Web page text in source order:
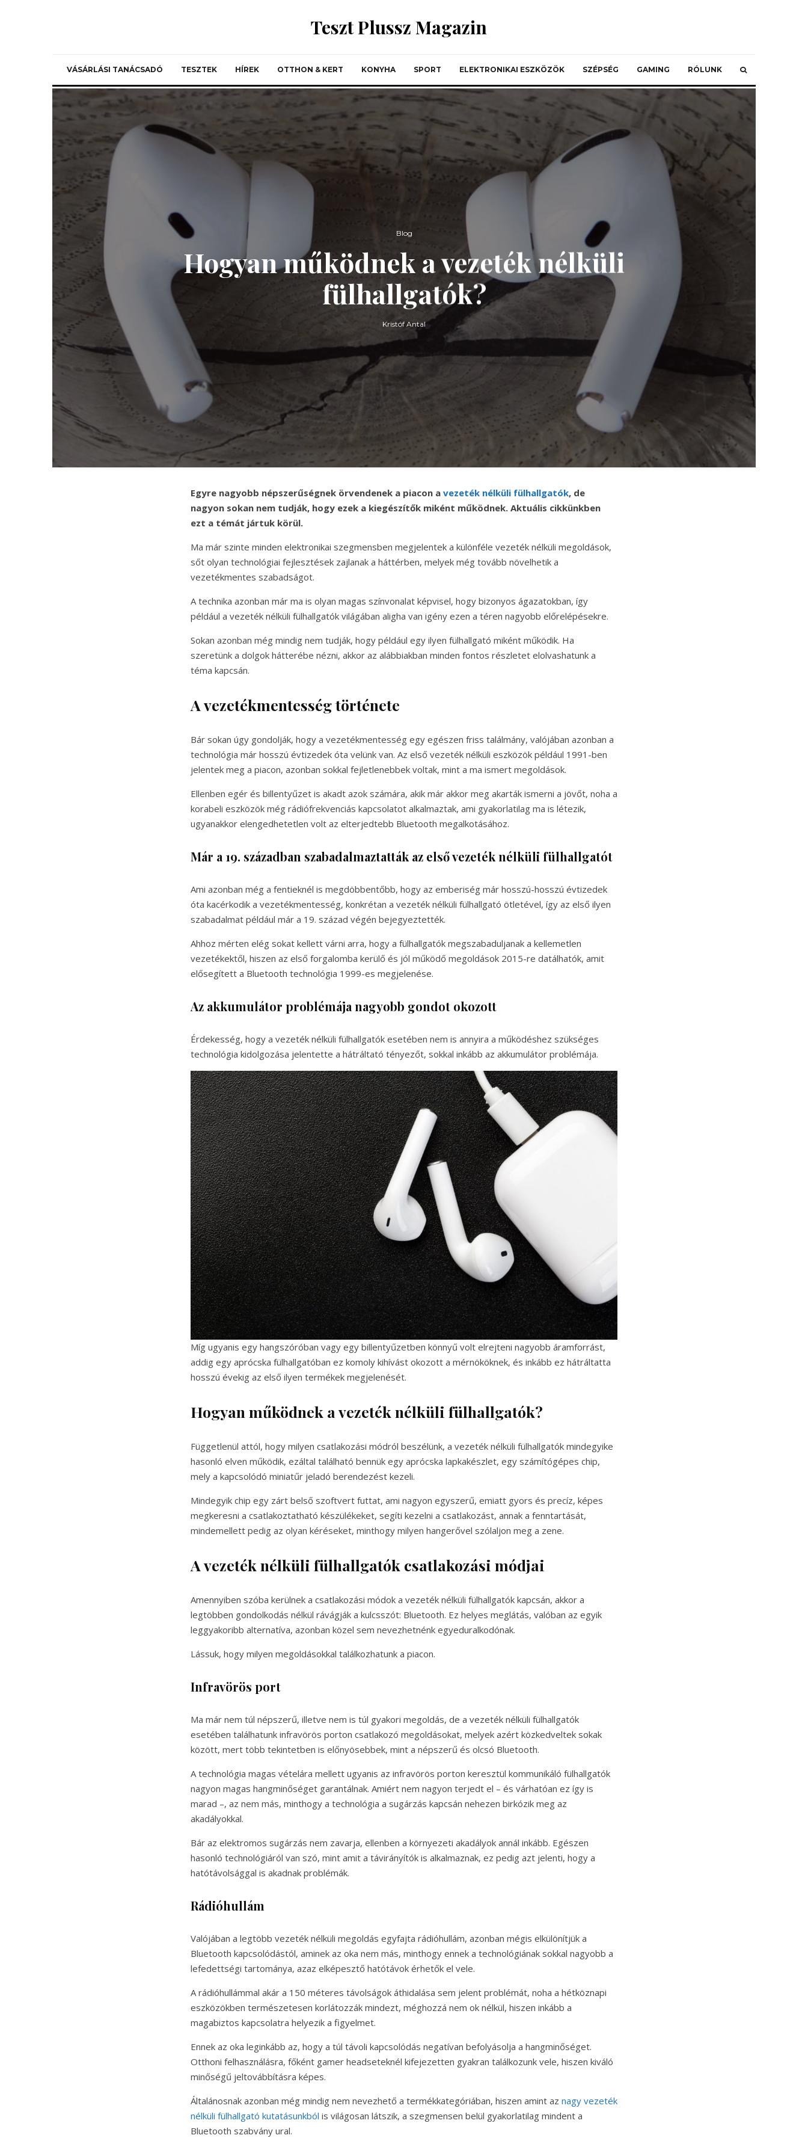
Teszt Plussz Magazin
VÁSÁRLÁSI TANÁCSADÓ TESZTEK HÍREK OTTHON & KERT KONYHA SPORT ELEKTRONIKAI ESZKÖZÖK SZÉPSÉG GAMING RÓLUNK
Blog
Hogyan működnek a vezeték nélküli
fülhallgatók?
Kristóf Antal
Egyre nagyobb népszerűségnek örvendenek a piacon a vezeték nélküli fülhallgatók, de
nagyon sokan nem tudják, hogy ezek a kiegészítők miként működnek. Aktuális cikkünkben
ezt a témát jártuk körül.
Ma már szinte minden elektronikai szegmensben megjelentek a különféle vezeték nélküli megoldások,
sőt olyan technológiai fejlesztések zajlanak a háttérben, melyek még tovább növelhetik a
vezetékmentes szabadságot.
A technika azonban már ma is olyan magas színvonalat képvisel, hogy bizonyos ágazatokban, így
például a vezeték nélküli fülhallgatók világában aligha van igény ezen a téren nagyobb előrelépésekre.
Sokan azonban még mindig nem tudják, hogy például egy ilyen fülhallgató miként működik. Ha
szeretünk a dolgok hátterébe nézni, akkor az alábbiakban minden fontos részletet elolvashatunk a
téma kapcsán.
A vezetékmentesség története
Bár sokan úgy gondolják, hogy a vezetékmentesség egy egészen friss találmány, valójában azonban a
technológia már hosszú évtizedek óta velünk van. Az első vezeték nélküli eszközök például 1991-ben
jelentek meg a piacon, azonban sokkal fejletlenebbek voltak, mint a ma ismert megoldások.
Ellenben egér és billentyűzet is akadt azok számára, akik már akkor meg akarták ismerni a jövőt, noha a
korabeli eszközök még rádiófrekvenciás kapcsolatot alkalmaztak, ami gyakorlatilag ma is létezik,
ugyanakkor elengedhetetlen volt az elterjedtebb Bluetooth megalkotásához.
Már a 19. században szabadalmaztatták az első vezeték nélküli fülhallgatót
Ami azonban még a fentieknél is megdöbbentőbb, hogy az emberiség már hosszú-hosszú évtizedek
óta kacérkodik a vezetékmentesség, konkrétan a vezeték nélküli fülhallgató ötletével, így az első ilyen
szabadalmat például már a 19. század végén bejegyeztették.
Ahhoz mérten elég sokat kellett várni arra, hogy a fülhallgatók megszabaduljanak a kellemetlen
vezetékektől, hiszen az első forgalomba kerülő és jól működő megoldások 2015-re datálhatók, amit
elősegített a Bluetooth technológia 1999-es megjelenése.
Az akkumulátor problémája nagyobb gondot okozott
Érdekesség, hogy a vezeték nélküli fülhallgatók esetében nem is annyira a működéshez szükséges
technológia kidolgozása jelentette a hátráltató tényezőt, sokkal inkább az akkumulátor problémája.
Míg ugyanis egy hangszóróban vagy egy billentyűzetben könnyű volt elrejteni nagyobb áramforrást,
addig egy aprócska fülhallgatóban ez komoly kihívást okozott a mérnököknek, és inkább ez hátráltatta
hosszú évekig az első ilyen termékek megjelenését.
Hogyan működnek a vezeték nélküli fülhallgatók?
Függetlenül attól, hogy milyen csatlakozási módról beszélünk, a vezeték nélküli fülhallgatók mindegyike
hasonló elven működik, ezáltal található bennük egy aprócska lapkakészlet, egy számítógépes chip,
mely a kapcsolódó miniatűr jeladó berendezést kezeli.
Mindegyik chip egy zárt belső szoftvert futtat, ami nagyon egyszerű, emiatt gyors és precíz, képes
megkeresni a csatlakoztatható készülékeket, segíti kezelni a csatlakozást, annak a fenntartását,
mindemellett pedig az olyan kéréseket, minthogy milyen hangerővel szólaljon meg a zene.
A vezeték nélküli fülhallgatók csatlakozási módjai
Amennyiben szóba kerülnek a csatlakozási módok a vezeték nélküli fülhallgatók kapcsán, akkor a
legtöbben gondolkodás nélkül rávágják a kulcsszót: Bluetooth. Ez helyes meglátás, valóban az egyik
leggyakoribb alternatíva, azonban közel sem nevezhetnénk egyeduralkodónak.
Lássuk, hogy milyen megoldásokkal találkozhatunk a piacon.
Infravörös port
Ma már nem túl népszerű, illetve nem is túl gyakori megoldás, de a vezeték nélküli fülhallgatók
esetében találhatunk infravörös porton csatlakozó megoldásokat, melyek azért közkedveltek sokak
között, mert több tekintetben is előnyösebbek, mint a népszerű és olcsó Bluetooth.
A technológia magas vételára mellett ugyanis az infravörös porton keresztül kommunikáló fülhallgatók
nagyon magas hangminőséget garantálnak. Amiért nem nagyon terjedt el – és várhatóan ez így is
marad –, az nem más, minthogy a technológia a sugárzás kapcsán nehezen birkózik meg az
akadályokkal.
Bár az elektromos sugárzás nem zavarja, ellenben a környezeti akadályok annál inkább. Egészen
hasonló technológiáról van szó, mint amit a távirányítók is alkalmaznak, ez pedig azt jelenti, hogy a
hatótávolsággal is akadnak problémák.
Rádióhullám
Valójában a legtöbb vezeték nélküli megoldás egyfajta rádióhullám, azonban mégis elkülönítjük a
Bluetooth kapcsolódástól, aminek az oka nem más, minthogy ennek a technológiának sokkal nagyobb a
lefedettségi tartománya, azaz elképesztő hatótávok érhetők el vele.
A rádióhullámmal akár a 150 méteres távolságok áthidalása sem jelent problémát, noha a hétköznapi
eszközökben természetesen korlátozzák mindezt, méghozzá nem ok nélkül, hiszen inkább a
magabiztos kapcsolatra helyezik a figyelmet.
Ennek az oka leginkább az, hogy a túl távoli kapcsolódás negatívan befolyásolja a hangminőséget.
Otthoni felhasználásra, főként gamer headseteknél kifejezetten gyakran találkozunk vele, hiszen kiváló
minőségű jeltovábbításra képes.
Általánosnak azonban még mindig nem nevezhető a termékkategóriában, hiszen amint az nagy vezeték
nélküli fülhallgató kutatásunkból is világosan látszik, a szegmensen belül gyakorlatilag mindent a
Bluetooth szabvány ural.